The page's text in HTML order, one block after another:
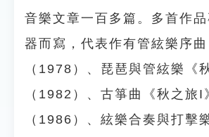
音樂文章一百多篇。多首作
器而寫，代表作有管絃樂序曲
（1978）、琵琶與管絃樂《
（1982）、古箏曲《秋之旅I
（1986）、絃樂合奏與打擊